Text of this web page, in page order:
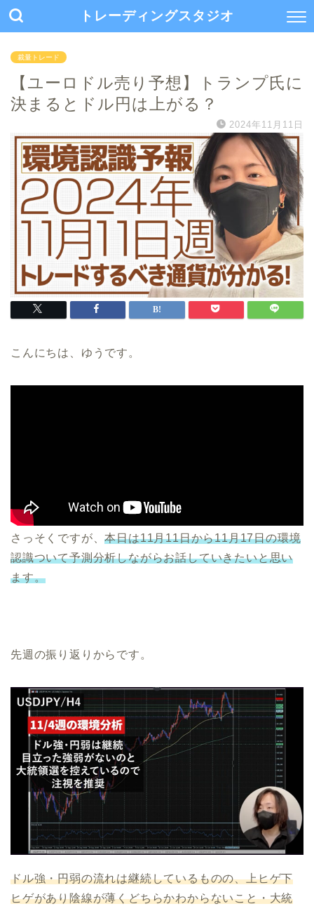
トレーディングスタジオ
裁量トレード
【ユーロドル売り予想】トランプ氏に
決まるとドル円は上がる？
2024年11月11日
こんにちは、ゆうです。
さっそくですが、本日は11月11日から11月17日の環境
認識ついて予測分析しながらお話していきたいと思い
ます。
先週の振り返りからです。
ドル強・円弱の流れは継続しているものの、上ヒゲ下
ヒゲがあり陰線が薄くどちらかわからないこと・大統